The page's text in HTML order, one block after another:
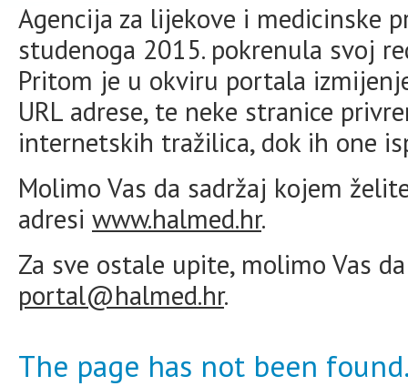
Agencija za lijekove i medicinske
studenoga 2015. pokrenula svoj
Pritom je u okviru portala
URL adrese, te neke stranice
internetskih tražilica, dok ih one
Molimo Vas da sadržaj kojem
adresi www.halmed.hr.
Za sve ostale upite, molimo Vas
portal@halmed.hr.
The page has not been